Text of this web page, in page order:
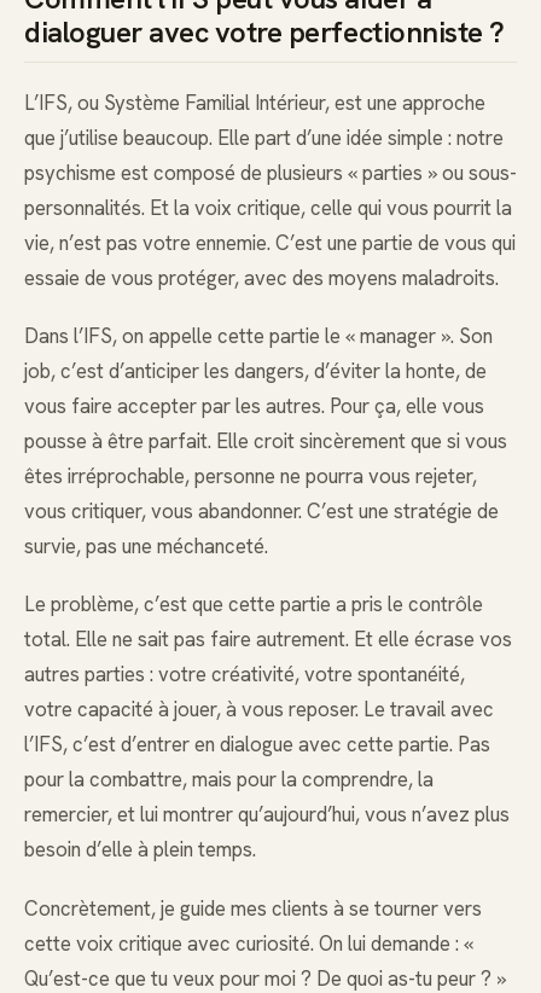
dialoguer avec votre perfectionniste ?
L’IFS, ou Système Familial Intérieur, est une approche
que j’utilise beaucoup. Elle part d’une idée simple : notre
psychisme est composé de plusieurs « parties » ou sous-
personnalités. Et la voix critique, celle qui vous pourrit la
vie, n’est pas votre ennemie. C’est une partie de vous qui
essaie de vous protéger, avec des moyens maladroits.
Dans l’IFS, on appelle cette partie le « manager ». Son
job, c’est d’anticiper les dangers, d’éviter la honte, de
vous faire accepter par les autres. Pour ça, elle vous
pousse à être parfait. Elle croit sincèrement que si vous
êtes irréprochable, personne ne pourra vous rejeter,
vous critiquer, vous abandonner. C’est une stratégie de
survie, pas une méchanceté.
Le problème, c’est que cette partie a pris le contrôle
total. Elle ne sait pas faire autrement. Et elle écrase vos
autres parties : votre créativité, votre spontanéité,
votre capacité à jouer, à vous reposer. Le travail avec
l’IFS, c’est d’entrer en dialogue avec cette partie. Pas
pour la combattre, mais pour la comprendre, la
remercier, et lui montrer qu’aujourd’hui, vous n’avez plus
besoin d’elle à plein temps.
Concrètement, je guide mes clients à se tourner vers
cette voix critique avec curiosité. On lui demande : «
Qu’est-ce que tu veux pour moi ? De quoi as-tu peur ? »